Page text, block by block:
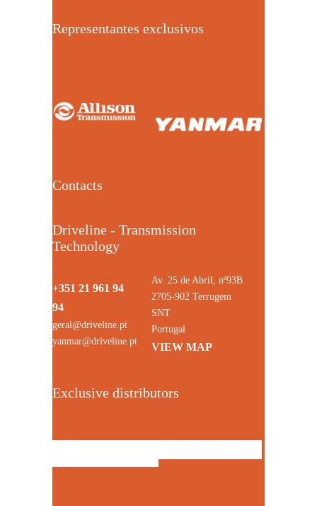
Representantes exclusivos
Contacts
Driveline - Transmission
Technology
+351 21 961 94
94
geral@driveline.pt
yanmar@driveline.pt
Av. 25 de Abril, nº93B
2705-902 Terrugem
SNT
Portugal
VIEW MAP
Exclusive distributors